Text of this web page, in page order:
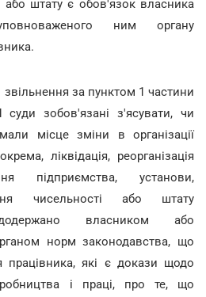
або штату є обов'язок власника
ним органу
звільнення за пунктом 1 частини
зобов'язані з'ясувати, чи
місце зміни в організації
ліквідація, реорганізація
підприємства, установи,
чисельності або штату
власником або
норм законодавства, що
працівника, які є докази щодо
і праці, про те, що